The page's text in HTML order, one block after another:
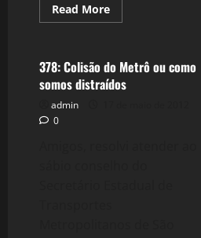
Read MoreRead
more
Corrupção
e
Exportação
Política
378: Colisão do Metrô ou como
somos distraídos
admin
0